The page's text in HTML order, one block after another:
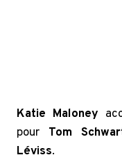
Katie Maloney
pour Tom
Léviss.